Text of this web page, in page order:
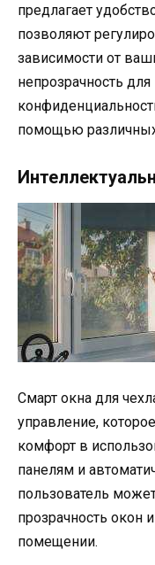
предлагает
позволяют
зависимости от
непрозрачность
помощью различных
Смарт окна для
управление,
комфорт в
панелям и
пользователь
прозрачность окон
помещении.